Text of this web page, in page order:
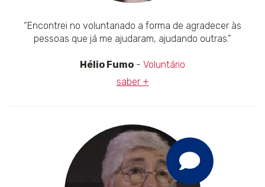
“Encontrei no voluntariado a forma de agradecer às
pessoas que já me ajudaram, ajudando outras.”
Hélio Fumo - Voluntário
saber +